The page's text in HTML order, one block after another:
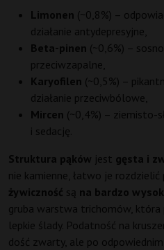
Limonen (~0,8%) –
działanie antydepresyjne,
Beta-pinen (~0,6%) –
przeciwzapalne,
Karyofilen (~0,5%) –
działanie przeciwbólowe,
Mircen (~0,4%) – ziemisto-
i sedację.
Struktura pąków jest gęsta i
nie kamienne, łatwo je rozdzielić
żywiczność są na bardzo
gruba warstwa trichomów,
lepkie ślady. Podatność na
dość zwarty, ale po